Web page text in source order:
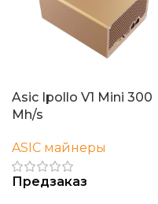
Asic Ipollo V1 Mini 300
Mh/s
ASIC майнеры
Предзаказ